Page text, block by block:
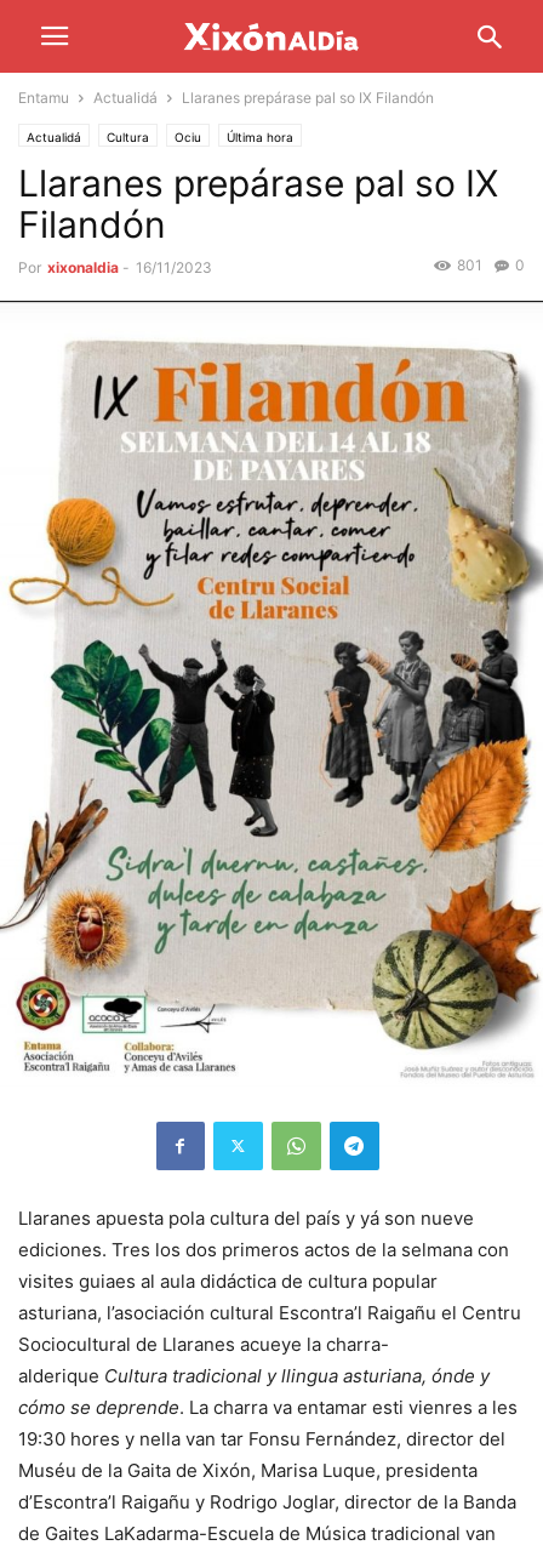
Entamu Actualidá Llaranes prepárase pal so IX Filandón
Actualidá Cultura Ociu Última hora
Llaranes prepárase pal so IX
Filandón
Por xixonaldia - 16/11/2023 0
801
Llaranes apuesta pola cultura del país y yá son nueve
ediciones. Tres los dos primeros actos de la selmana con
visites guiaes al aula didáctica de cultura popular
asturiana, l’asociación cultural Escontra’l Raigañu el Centru
Sociocultural de Llaranes acueye la charra-
alderique Cultura tradicional y llingua asturiana, ónde y
cómo se deprende. La charra va entamar esti vienres a les
19:30 hores y nella van tar Fonsu Fernández, director del
Muséu de la Gaita de Xixón, Marisa Luque, presidenta
d’Escontra’l Raigañu y Rodrigo Joglar, director de la Banda
de Gaites LaKadarma-Escuela de Música tradicional van